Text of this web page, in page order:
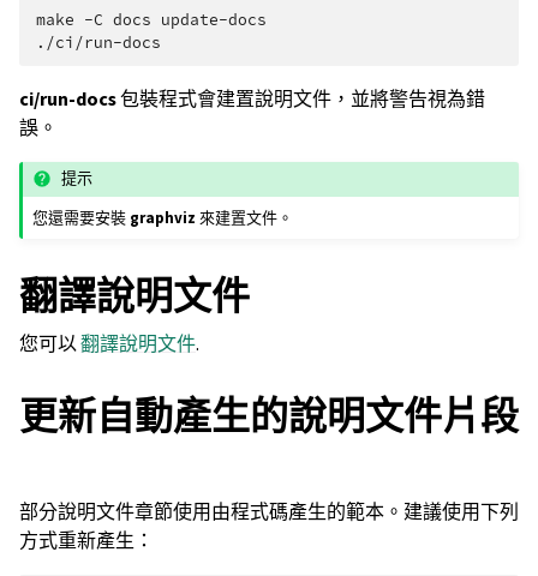
make -C docs update-docs
ci/run-docs包裝程式會建置說明文件，並將警告視為錯
誤。
提示
您還需要安裝 graphviz 來建置文件。
翻譯說明文件
您可以翻譯說明文件.
更新自動產生的說明文件片段
部分說明文件章節使用由程式碼產生的範本。建議使用下列
方式重新產生：